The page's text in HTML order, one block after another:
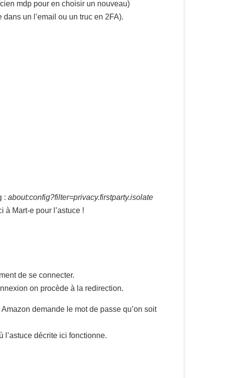
mdp pour en choisir un nouveau)
un l’email ou un truc en 2FA).
: about:config?filter=privacy.firstparty.isolate
à Mart-e pour l’astuce !
de se connecter.
on procède à la redirection.
demande le mot de passe qu’on soit
l’astuce décrite ici fonctionne.